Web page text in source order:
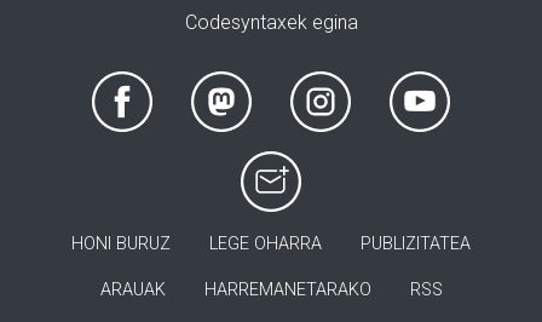
Codesyntaxek egina
HONI BURUZ LEGE OHARRA PUBLIZITATEA
ARAUAK HARREMANETARAKO RSS